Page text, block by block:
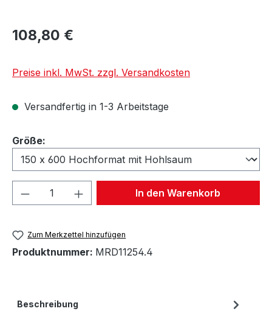
108,80 €
Preise inkl. MwSt. zzgl. Versandkosten
Versandfertig in 1-3 Arbeitstage
Größe:
Produkt Anzahl: Gib denIn den Warenkorb
Zum Merkzettel hinzufügen
Produktnummer: MRD11254.4
Beschreibung